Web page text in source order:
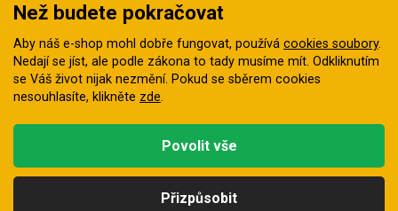
digitální agentura FEO
Než budete pokračovat
Aby náš e-shop mohl dobře fungovat, používá cookies soubory.
Nedají se jíst, ale podle zákona to tady musíme mít. Odkliknutím
se Váš život nijak nezmění. Pokud se sběrem cookies
nesouhlasíte, klikněte zde.
Přizpůsobit
Povolit vše